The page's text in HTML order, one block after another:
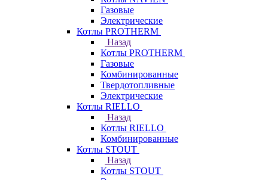
Газовые
Электрические
Котлы PROTHERM
Назад
Котлы PROTHERM
Газовые
Комбинированные
Твердотопливные
Электрические
Котлы RIELLO
Назад
Котлы RIELLO
Комбинированные
Котлы STOUT
Назад
Котлы STOUT